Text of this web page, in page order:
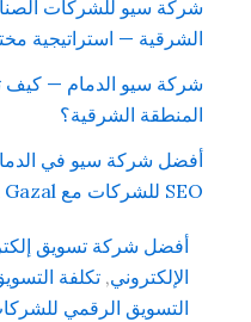
الشرقية — استراتيجية
شركة سيو الدمام — كيف
المنطقة الشرقية؟
أفضل شركة سيو في الدمام
SEO للشركات مع Rapid Gazal
أفضل شركة تسويق
الإلكتروني,تكلفة التسويق
التسويق الرقمي للشركات